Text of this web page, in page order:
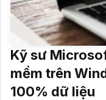
Kỹ sư
mềm trên
100% dữ liệu